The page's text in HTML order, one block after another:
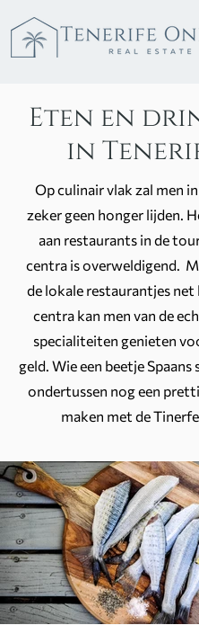
Eten en
in
Op culinair vlak zal men
zeker geen honger lijden.
aan restaurants in de
centra is overweldigend.
de lokale restaurantjes net
centra kan men van de
specialiteiten genieten
geld. Wie een beetje Spaans
ondertussen nog een
maken met de